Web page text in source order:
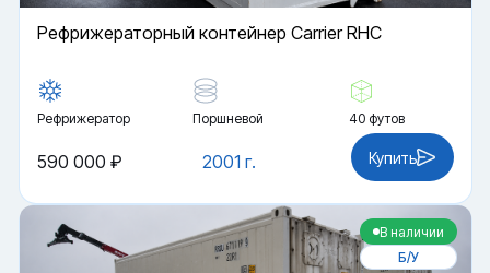
Рефрижераторный контейнер Carrier RHC
Рефрижератор Поршневой 40 футов
2001 г.
590 000 ₽ Купить
В наличии
Б/У